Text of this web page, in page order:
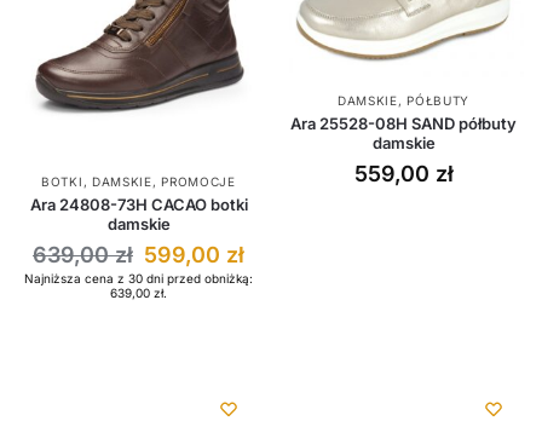
BOTKI , DAMSKIE,PROMOCJE
Ara 24808-73H CACAO botki
damskie
639,00zł 599,00 zł
Najniższa cena z 30 dni przed obniżką:
639,00 zł.
DAMSKIE,PÓŁBUTY
Ara 25528-08H SAND półbuty
damskie
559,00 zł